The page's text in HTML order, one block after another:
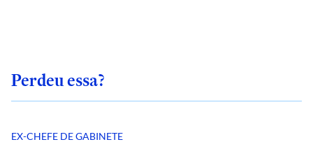
Perdeu essa?
EX-CHEFE DE GABINETE